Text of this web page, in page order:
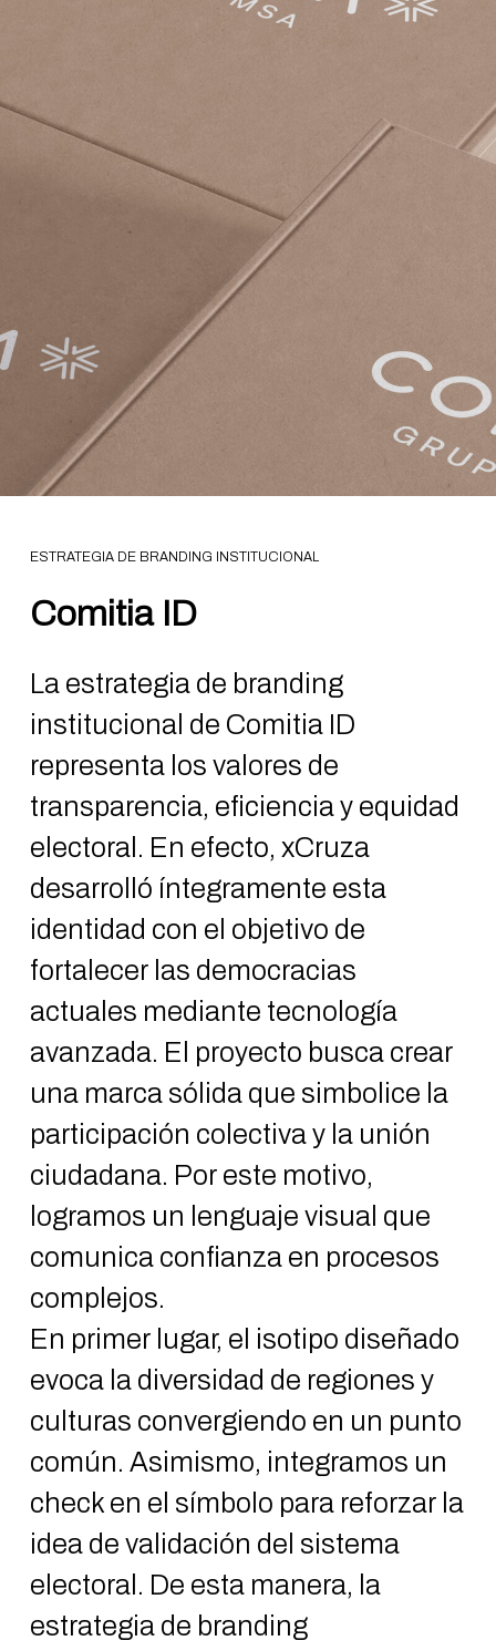
ESTRATEGIA DE BRANDING INSTITUCIONAL
Comitia ID
La estrategia de branding
institucional de Comitia ID
representa los valores de
transparencia, eficiencia y equidad
electoral. En efecto, xCruza
desarrolló íntegramente esta
identidad con el objetivo de
fortalecer las democracias
actuales mediante tecnología
avanzada. El proyecto busca crear
una marca sólida que simbolice la
participación colectiva y la unión
ciudadana. Por este motivo,
logramos un lenguaje visual que
comunica confianza en procesos
complejos.
En primer lugar, el isotipo diseñado
evoca la diversidad de regiones y
culturas convergiendo en un punto
común. Asimismo, integramos un
check en el símbolo para reforzar la
idea de validación del sistema
electoral. De esta manera, la
estrategia de branding